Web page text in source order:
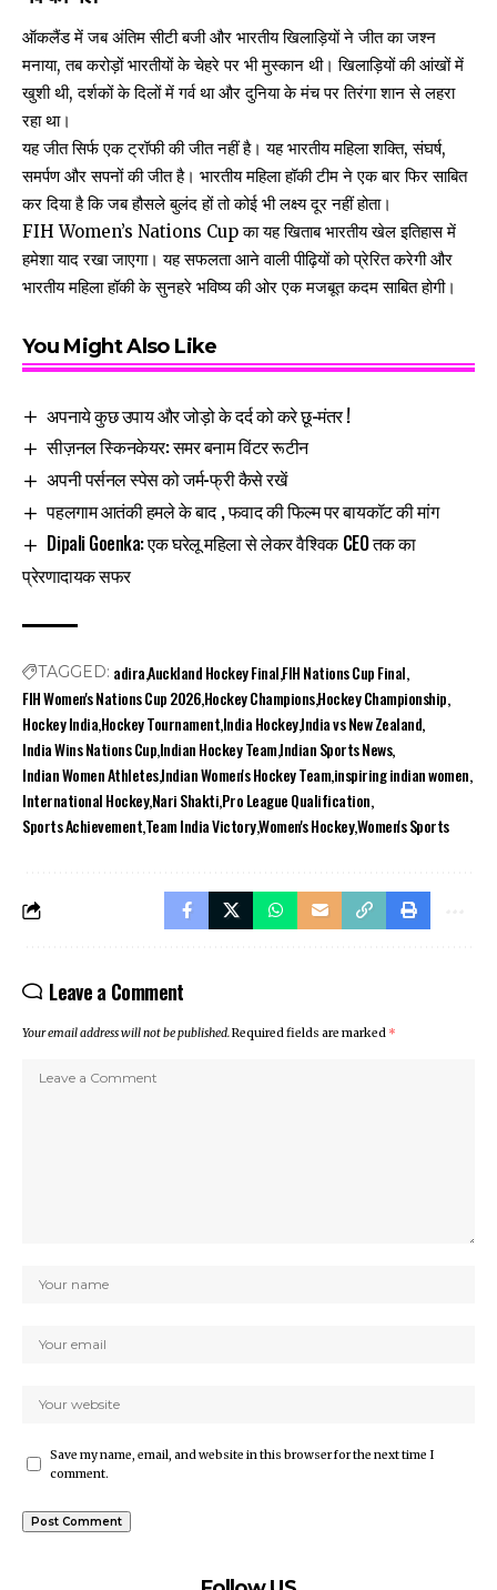
ऑकलैंड में जब अंतिम सीटी बजी और भारतीय खिलाड़ियों ने जीत का जश्न
मनाया, तब करोड़ों भारतीयों के चेहरे पर भी मुस्कान थी। खिलाड़ियों की आंखों में
खुशी थी, दर्शकों के दिलों में गर्व था और दुनिया के मंच पर तिरंगा शान से लहरा
रहा था।
यह जीत सिर्फ एक ट्रॉफी की जीत नहीं है। यह भारतीय महिला शक्ति, संघर्ष,
समर्पण और सपनों की जीत है। भारतीय महिला हॉकी टीम ने एक बार फिर साबित
कर दिया है कि जब हौसले बुलंद हों तो कोई भी लक्ष्य दूर नहीं होता।
FIH Women’s Nations Cup का यह खिताब भारतीय खेल इतिहास में
हमेशा याद रखा जाएगा। यह सफलता आने वाली पीढ़ियों को प्रेरित करेगी और
भारतीय महिला हॉकी के सुनहरे भविष्य की ओर एक मजबूत कदम साबित होगी।
You Might Also Like
अपनाये कुछ उपाय और जोड़ो के दर्द को करे छू-मंतर !
सीज़नल स्किनकेयर: समर बनाम विंटर रूटीन
अपनी पर्सनल स्पेस को जर्म-फ्री कैसे रखें
पहलगाम आतंकी हमले के बाद , फवाद की फिल्म पर बायकॉट की मांग
Dipali Goenka: एक घरेलू महिला से लेकर वैश्विक CEO तक का
प्रेरणादायक सफर
TAGGED: adiraAuckland Hockey FinalFIH Nations Cup Final
FIH Women's Nations Cup 2026Hockey ChampionsHockey Championship
Hockey IndiaHockey TournamentIndia HockeyIndia vs New Zealand
India Wins Nations CupIndian Hockey TeamIndian Sports News
Indian Women AthletesIndian Women's Hockey Teaminspiring indian women
International HockeyNari ShaktiPro League Qualification
Sports AchievementTeam India VictoryWomen's HockeyWomen's Sports
Leave a Comment
Your email address will not be published.Required fields are marked *
Save my name, email, and website in this browser for the next time I
comment.